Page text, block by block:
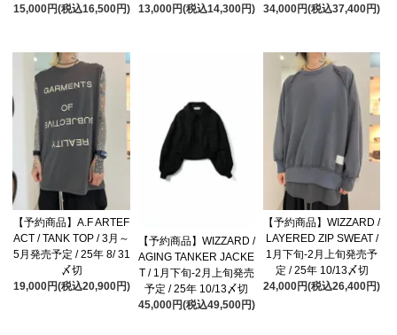
15,000円(税込16,500円)
13,000円(税込14,300円)
34,000円(税込37,400円)
【予約商品】A.F ARTEF
ACT / TANK TOP / 3月～
5月発売予定 / 25年 8/ 31
〆切
19,000円(税込20,900円)
【予約商品】WIZZARD /
AGING TANKER JACKE
T / 1月下旬-2月上旬発売
予定 / 25年 10/13〆切
45,000円(税込49,500円)
【予約商品】WIZZARD /
LAYERED ZIP SWEAT /
1月下旬-2月上旬発売予
定 / 25年 10/13〆切
24,000円(税込26,400円)